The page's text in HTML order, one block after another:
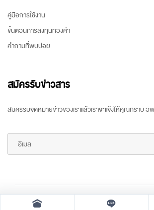
คู่มือการใช้งาน
ขั้นตอนการลงทุนทองคำ
คำถามที่พบบ่อย
สมัครรับข่าวสาร
สมัครรับจดหมายข่าวของเราแล้วเราจะแจ้งให้คุณทราบ อั